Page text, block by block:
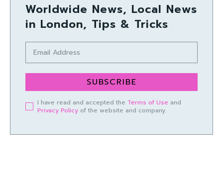
Worldwide News, Local News
in London, Tips & Tricks
SUBSCRIBE
I have read and accepted the Terms of Use and
Privacy Policy of the website and company.